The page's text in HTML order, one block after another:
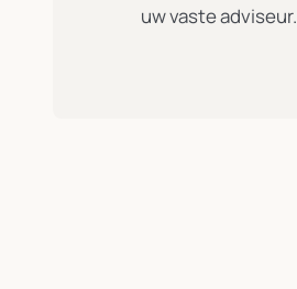
uw vaste adviseur.